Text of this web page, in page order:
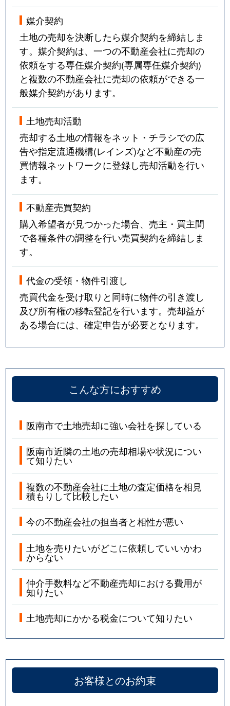
媒介契約
土地の売却を決断したら媒介契約を締結しま
す。媒介契約は、一つの不動産会社に売却の
依頼をする専任媒介契約(専属専任媒介契約)
と複数の不動産会社に売却の依頼ができる一
般媒介契約があります。
土地売却活動
売却する土地の情報をネット・チラシでの広
告や指定流通機構(レインズ)など不動産の売
買情報ネットワークに登録し売却活動を行い
ます。
不動産売買契約
購入希望者が見つかった場合、売主・買主間
で各種条件の調整を行い売買契約を締結しま
す。
代金の受領・物件引渡し
売買代金を受け取りと同時に物件の引き渡し
及び所有権の移転登記を行います。売却益が
ある場合には、確定申告が必要となります。
こんな方におすすめ
阪南市で土地売却に強い会社を探している
阪南市近隣の土地の売却相場や状況につい
て知りたい
複数の不動産会社に土地の査定価格を相見
積もりして比較したい
今の不動産会社の担当者と相性が悪い
土地を売りたいがどこに依頼していいかわ
からない
仲介手数料など不動産売却における費用が
知りたい
土地売却にかかる税金について知りたい
お客様とのお約束